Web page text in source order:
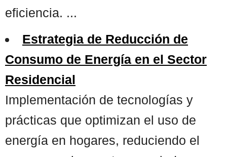
eficiencia. ...
Estrategia de Reducción de
Consumo de Energía en el Sector
Residencial
Implementación de tecnologías y
prácticas que optimizan el uso de
energía en hogares, reduciendo el